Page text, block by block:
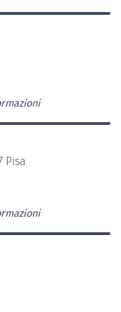
Pisa